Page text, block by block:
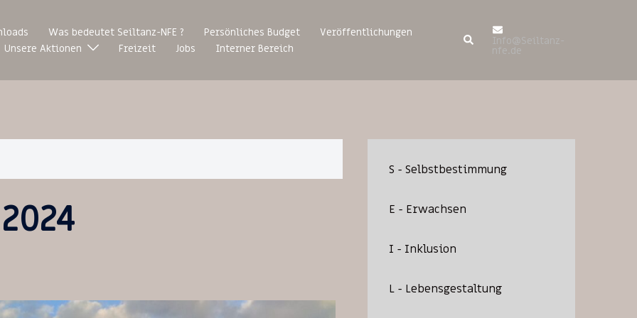
Was bedeutet Seiltanz-NFE ? Persönliches Budget
Veröffentlichungen
Unsere Aktionen
Freizeit Jobs Interner Bereich
Suche Info@Seiltanz-
nfe.de
S - Selbstbestimmung
E - Erwachsen
I - Inklusion
L - Lebensgestaltung